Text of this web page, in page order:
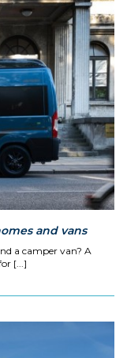
and vans
a camper van? A
[...]